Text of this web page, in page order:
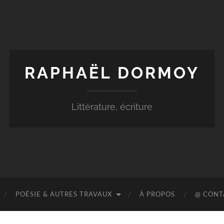
RAPHAËL DORMOY
Littérature, écriture
POÉSIE & AUTRES TRAVAUX À PROPOS @